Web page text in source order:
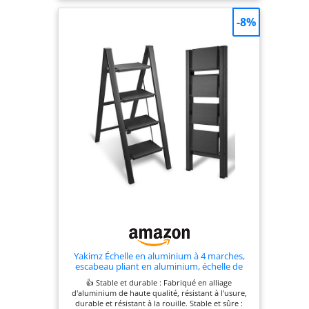
donc difficile de se déplacer en hauteur et de
cette échelle pliante est équipée d'un plateau à
outils [Se déplier et se replier rapidement] Dépliez
cette échelle domestique en quelques secondes
lorsque vous voulez changer une ampoule ou
enlever vos rideaux. Puis repliez-la à nouveau
aussi rapidement et placez-le dans un coin pour
gagner de la place [Ce que vous obtenez] Une
échelle en aluminium à 6 marches, fabriquée en
alliage d'aluminium et polyvalente. Marches noires
en alliage d'aluminium, parties en plastique
orange - Non seulement inoxydable, mais aussi
élégante !
Yakimz Échelle en aluminium à 4 marches,
escabeau pliant en aluminium, échelle de
sécurité antidérapante, petite et compacte,
supporte jusqu'à 150 kg pour
ménage/bureau/étagère de stockage
👍 Stable et durable : Fabriqué en alliage
d'aluminium de haute qualité, résistant à l'usure,
durable et résistant à la rouille. Stable et sûre :
-8%